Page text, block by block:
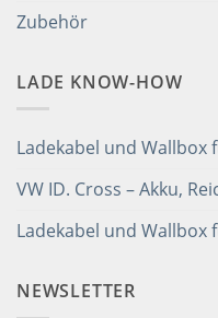
Zubehör
LADE KNOW-HOW
Ladekabel und Wallbox
VW ID. Cross – Akku,
Ladekabel und Wallbox
NEWSLETTER